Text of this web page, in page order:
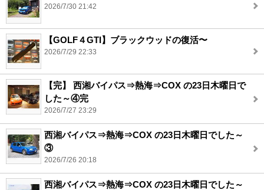
2026/7/30 21:42
【GOLF４GTI】ブラックウッドの復活〜
2026/7/29 22:33
【完】 西湘バイパス⇒熱海⇒COX の23日木曜日で
した～④完
2026/7/27 23:29
西湘バイパス⇒熱海⇒COX の23日木曜日でした～
③
2026/7/26 20:18
西湘バイパス⇒熱海⇒COX の23日木曜日でした～